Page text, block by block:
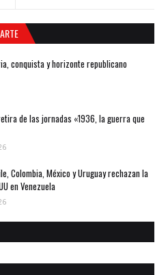
conquista y horizonte republicano
de las jornadas «1936, la guerra que
Colombia, México y Uruguay rechazan la
en Venezuela